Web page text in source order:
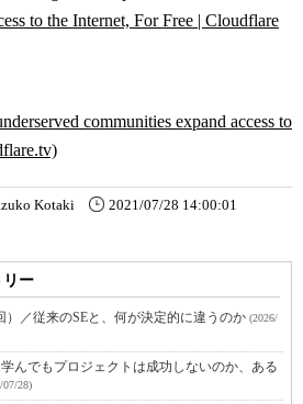
to the Internet, For Free | Cloudflare
communities expand access to
Kotaki 2021/07/28 14:00:01
リー
）／従来のSEと、何が決定的に違うのか (2026/
んでもプロジェクトは成功しないのか、ある
07/28)